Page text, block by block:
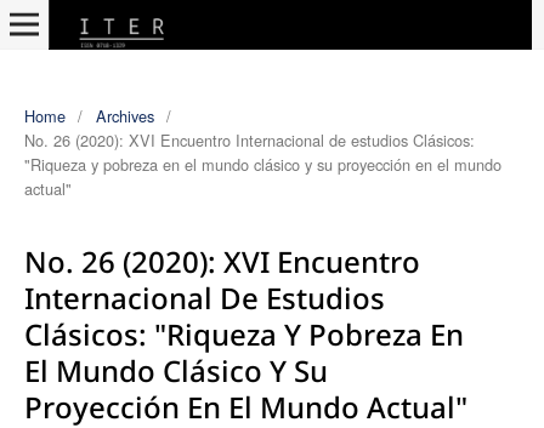
Home / Archives /
No. 26 (2020): XVI Encuentro Internacional de estudios Clásicos:
"Riqueza y pobreza en el mundo clásico y su proyección en el mundo
actual"
No. 26 (2020): XVI Encuentro
Internacional De Estudios
Clásicos: "Riqueza Y Pobreza En
El Mundo Clásico Y Su
Proyección En El Mundo Actual"